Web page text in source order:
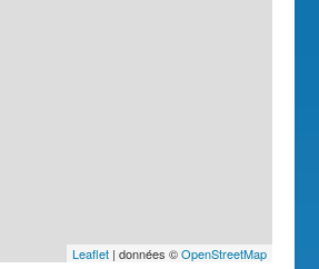
Leaflet| données ©OpenStreetMap